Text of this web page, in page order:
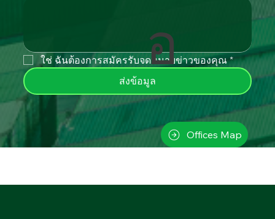
ใช่ ฉันต้องการสมัครรับจดหมายข่าวของคุณ *
ส่งข้อมูล
อ
Offices Map